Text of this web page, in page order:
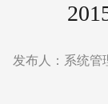
发布人：系统管